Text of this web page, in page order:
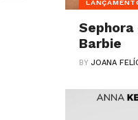
Barbie
BYJOANA